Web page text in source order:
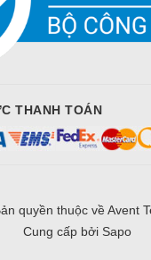
THANH TOÁN
quyền thuộc về Avent
Cung cấp bởi Sapo